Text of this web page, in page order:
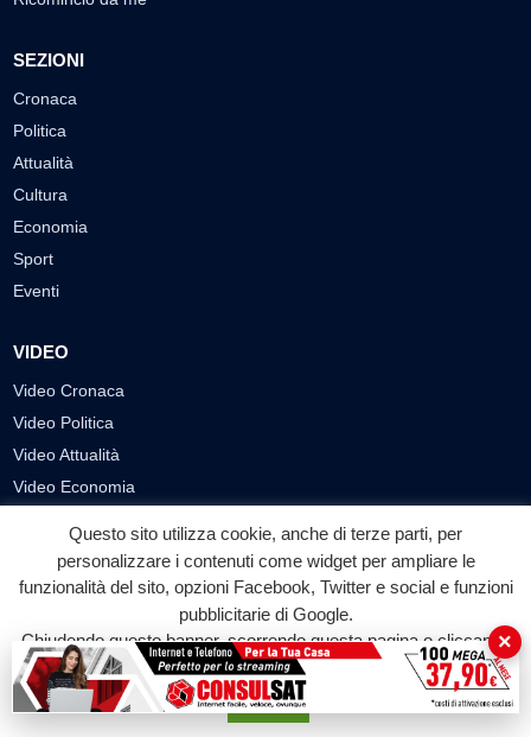
SEZIONI
Cronaca
Politica
Attualità
Cultura
Economia
Sport
Eventi
VIDEO
Video Cronaca
Video Politica
Video Attualità
Video Economia
Video Tecnologie
Video
PUBBLICITÀ
Questo sito utilizza cookie, anche di terze parti, per
personalizzare i contenuti come widget per ampliare le
funzionalità del sito, opzioni Facebook, Twitter e social e funzioni
pubblicitarie di Google.
Chiudendo questo banner, scorrendo questa pagina o cliccando
su qualunque suo elemento acconsenti all'uso dei cookie.
Accetta
×